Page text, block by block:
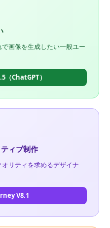
画像を生成したい一般ユー
（ChatGPT）
ィブ制作
リティを求めるデザイナ
V8.1